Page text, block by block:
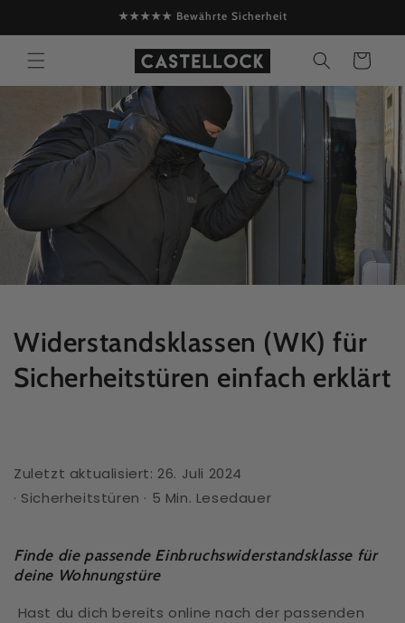
Inhalt
★★★★★ Bewährte Sicherheit
Warenkorb
Widerstandsklassen (WK) für
Sicherheitstüren einfach erklärt
Zuletzt aktualisiert: 26. Juli 2024
· Sicherheitstüren · 5 Min. Lesedauer
Finde die passende Einbruchswiderstandsklasse für
deine Wohnungstüre
Hast du dich bereits online nach der passenden